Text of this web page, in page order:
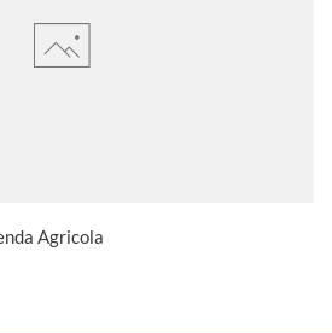
Agricola